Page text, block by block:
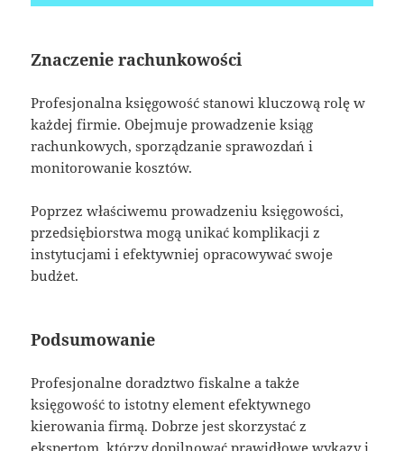
Znaczenie rachunkowości
Profesjonalna księgowość stanowi kluczową rolę w
każdej firmie. Obejmuje prowadzenie ksiąg
rachunkowych, sporządzanie sprawozdań i
monitorowanie kosztów.
Poprzez właściwemu prowadzeniu księgowości,
przedsiębiorstwa mogą unikać komplikacji z
instytucjami i efektywniej opracowywać swoje
budżet.
Podsumowanie
Profesjonalne doradztwo fiskalne a także
księgowość to istotny element efektywnego
kierowania firmą. Dobrze jest skorzystać z
ekspertom, którzy dopilnować prawidłowe wykazy i